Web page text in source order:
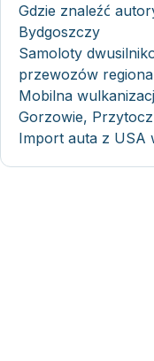
Gdzie znaleźć
Bydgoszczy
Samoloty
przewozów
Mobilna
Gorzowie,
Import auta z USA